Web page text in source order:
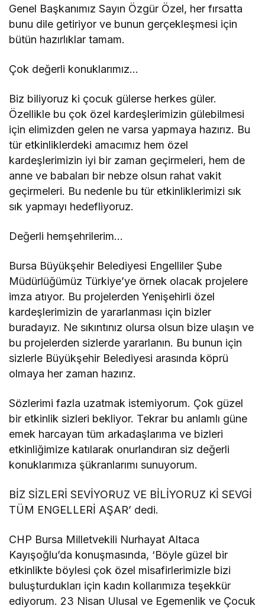
Genel Başkanımız Sayın Özgür Özel, her fırsatta
bunu dile getiriyor ve bunun gerçekleşmesi için
bütün hazırlıklar tamam.
Çok değerli konuklarımız…
Biz biliyoruz ki çocuk gülerse herkes güler.
Özellikle bu çok özel kardeşlerimizin gülebilmesi
için elimizden gelen ne varsa yapmaya hazırız. Bu
tür etkinliklerdeki amacımız hem özel
kardeşlerimizin iyi bir zaman geçirmeleri, hem de
anne ve babaları bir nebze olsun rahat vakit
geçirmeleri. Bu nedenle bu tür etkinliklerimizi sık
sık yapmayı hedefliyoruz.
Değerli hemşehrilerim…
Bursa Büyükşehir Belediyesi Engelliler Şube
Müdürlüğümüz Türkiye’ye örnek olacak projelere
imza atıyor. Bu projelerden Yenişehirli özel
kardeşlerimizin de yararlanması için bizler
buradayız. Ne sıkıntınız olursa olsun bize ulaşın ve
bu projelerden sizlerde yararlanın. Bu bunun için
sizlerle Büyükşehir Belediyesi arasında köprü
olmaya her zaman hazırız.
Sözlerimi fazla uzatmak istemiyorum. Çok güzel
bir etkinlik sizleri bekliyor. Tekrar bu anlamlı güne
emek harcayan tüm arkadaşlarıma ve bizleri
etkinliğimize katılarak onurlandıran siz değerli
konuklarımıza şükranlarımı sunuyorum.
BİZ SİZLERİ SEVİYORUZ VE BİLİYORUZ Kİ SEVGİ
TÜM ENGELLERİ AŞAR’ dedi.
CHP Bursa Milletvekili Nurhayat Altaca
Kayışoğlu’da konuşmasında, ‘Böyle güzel bir
etkinlikte böylesi çok özel misafirlerimizle bizi
buluşturdukları için kadın kollarımıza teşekkür
ediyorum. 23 Nisan Ulusal ve Egemenlik ve Çocuk